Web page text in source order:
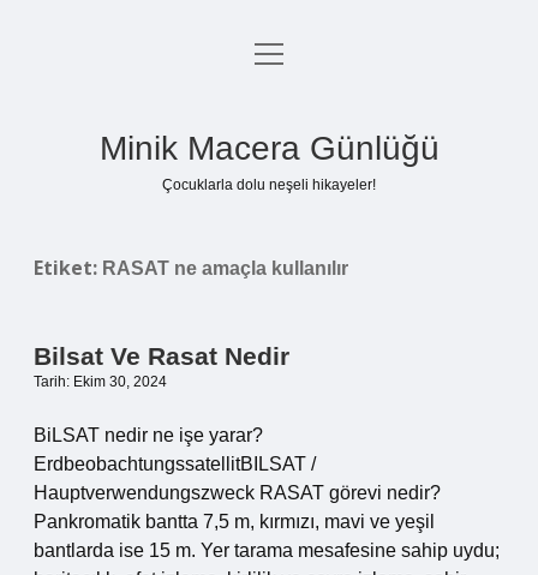
Anasayfa
menüyü
Minik Macera Günlüğü
Çocuklarla dolu neşeli hikayeler!
Etiket: RASAT ne amaçla kullanılır
Bilsat Ve Rasat Nedir
Tarih: Ekim 30, 2024
BiLSAT nedir ne işe yarar?
ErdbeobachtungssatellitBILSAT /
Hauptverwendungszweck RASAT görevi nedir?
Pankromatik bantta 7,5 m, kırmızı, mavi ve yeşil
bantlarda ise 15 m. Yer tarama mesafesine sahip uydu;